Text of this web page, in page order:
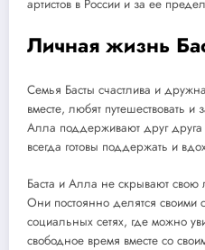
артистов в России и за ее
Личная жизнь
Семья Басты счастлива и
вместе, любят путешествовать и
Алла поддерживают друг друга
всегда готовы поддержать и
Баста и Алла не скрывают
Они постоянно делятся своими
социальных сетях, где можно
свободное время вместе со